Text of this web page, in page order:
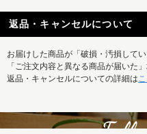
返品・キャンセルについて
お届けした商品が「破損・汚損してい
「ご注文内容と異なる商品が届いた
返品・キャンセルについての詳細は